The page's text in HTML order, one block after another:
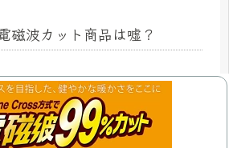
磁波カット商品は嘘？